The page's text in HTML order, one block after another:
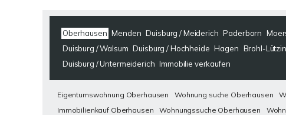
Oberhausen Menden Duisburg / Meiderich Paderborn
Duisburg / Walsum Duisburg / Hochheide Hagen Brohl-
Duisburg / Untermeiderich Immobilie verkaufen
Eigentumswohnung Oberhausen Wohnung suche Oberhausen
Immobilienkauf Oberhausen
Wohnungssuche Oberhausen